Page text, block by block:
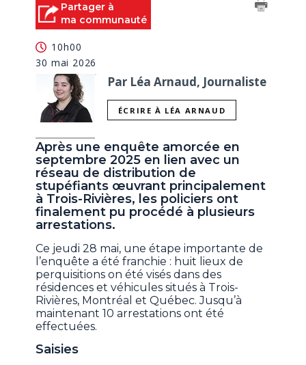
Partager à
ma communauté
10h00
30 mai 2026
Par Léa Arnaud, Journaliste
ÉCRIRE À LÉA ARNAUD
Après une enquête amorcée en
septembre 2025 en lien avec un
réseau de distribution de
stupéfiants œuvrant principalement
à Trois-Rivières, les policiers ont
finalement pu procédé à plusieurs
arrestations.
Ce jeudi 28 mai, une étape importante de
l’enquête a été franchie : huit lieux de
perquisitions on été visés dans des
résidences et véhicules situés à Trois-
Rivières, Montréal et Québec. Jusqu’à
maintenant 10 arrestations ont été
effectuées.
Saisies